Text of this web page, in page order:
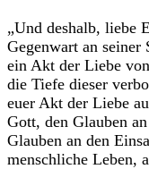
„Und deshalb, liebe
Gegenwart an seiner
ein Akt der Liebe
die Tiefe dieser
euer Akt der Liebe
Gott, den Glauben
Glauben an den
menschliche Leben,